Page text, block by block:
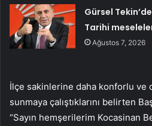
Gürsel
Tarihi
Ağustos 7, 2026
İlçe sakinlerine daha konforlu ve
sunmaya çalıştıklarını belirten
“Sayın hemşerilerim Kocasinan